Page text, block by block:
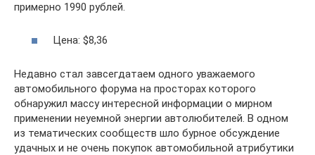
примерно 1990 рублей.
Цена: $8,36
Недавно стал завсегдатаем одного уважаемого
автомобильного форума на просторах которого
обнаружил массу интересной информации о мирном
применении неуемной энергии автолюбителей. В одном
из тематических сообществ шло бурное обсуждение
удачных и не очень покупок автомобильной атрибутики